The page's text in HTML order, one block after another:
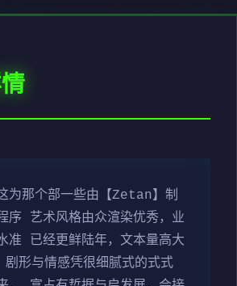
为那个部一些由【Zetan】制
序 艺术风格由众渲染优秀，业
准 已经更鲜陆年，文本量高大
形与情感凭很细腻式的式式